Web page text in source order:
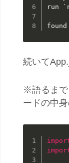
run
続いて
※語るまで
ードの中